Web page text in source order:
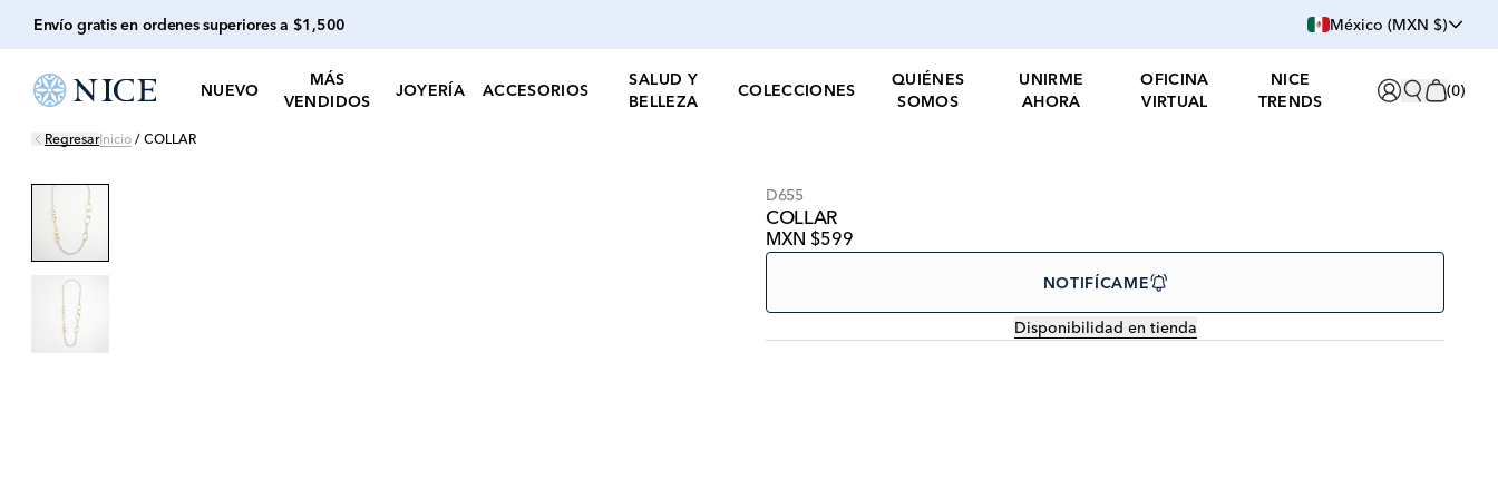
Envío gratis en ordenes superiores a $1,500 México (MXN $)
NUEVO
MÁS
VENDIDOS
JOYERÍA ACCESORIOS
SALUD Y
BELLEZA
COLECCIONES
QUIÉNES
SOMOS
UNIRME
AHORA
OFICINA
VIRTUAL
NICE
TRENDS
(0)
RegresarInicio / COLLAR
D655
COLLAR
MXN $599
NOTIFÍCAME
Disponibilidad en tienda